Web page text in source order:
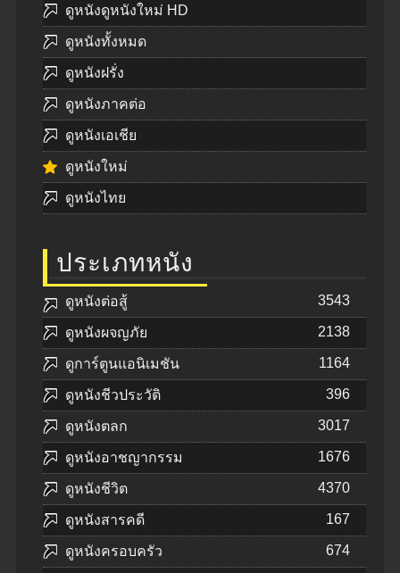
ดูหนังดูหนังใหม่ HD
ดูหนังทั้งหมด
ดูหนังฝรั่ง
ดูหนังภาคต่อ
ดูหนังเอเชีย
ดูหนังใหม่
ดูหนังไทย
ประเภทหนัง
ดูหนังต่อสู้ 3543
ดูหนังผจญภัย 2138
ดูการ์ตูนแอนิเมชัน 1164
ดูหนังชีวประวัติ 396
ดูหนังตลก 3017
ดูหนังอาชญากรรม 1676
ดูหนังชีวิต 4370
ดูหนังสารคดี 167
ดูหนังครอบครัว 674